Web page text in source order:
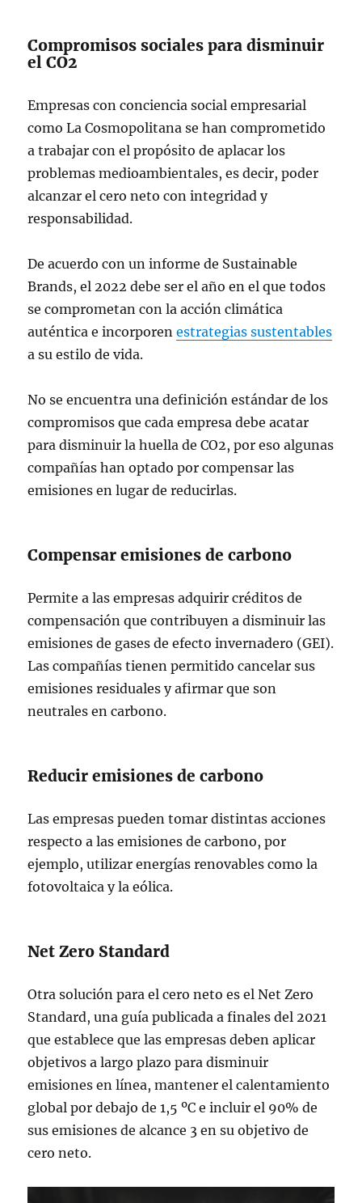
Compromisos sociales para disminuir
el CO2
Empresas con conciencia social empresarial
como La Cosmopolitana se han comprometido
a trabajar con el propósito de aplacar los
problemas medioambientales, es decir, poder
alcanzar el cero neto con integridad y
responsabilidad.
De acuerdo con un informe de Sustainable
Brands, el 2022 debe ser el año en el que todos
se comprometan con la acción climática
auténtica e incorporenestrategias sustentables
a su estilo de vida.
No se encuentra una definición estándar de los
compromisos que cada empresa debe acatar
para disminuir la huella de CO2, por eso algunas
compañías han optado por compensar las
emisiones en lugar de reducirlas.
Compensar emisiones de carbono
Permite a las empresas adquirir créditos de
compensación que contribuyen a disminuir las
emisiones de gases de efecto invernadero (GEI).
Las compañías tienen permitido cancelar sus
emisiones residuales y afirmar que son
neutrales en carbono.
Reducir emisiones de carbono
Las empresas pueden tomar distintas acciones
respecto a las emisiones de carbono, por
ejemplo, utilizar energías renovables como la
fotovoltaica y la eólica.
Net Zero Standard
Otra solución para el cero neto es el Net Zero
Standard, una guía publicada a finales del 2021
que establece que las empresas deben aplicar
objetivos a largo plazo para disminuir
emisiones en línea, mantener el calentamiento
global por debajo de 1,5 ºC e incluir el 90% de
sus emisiones de alcance 3 en su objetivo de
cero neto.